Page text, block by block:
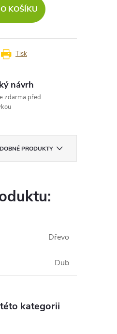
KOŠÍKU
Tisk
návrh
zdarma před
PRODUKTY
Dřevo
Dub
kategorii